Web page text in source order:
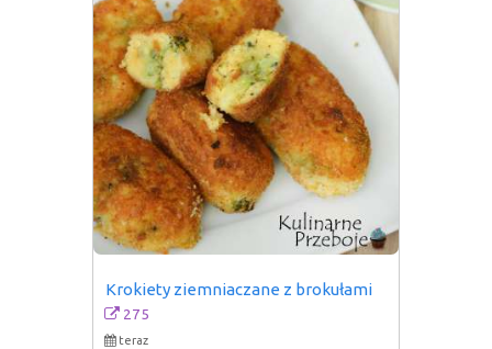
Krokiety ziemniaczane z brokułami
275
teraz